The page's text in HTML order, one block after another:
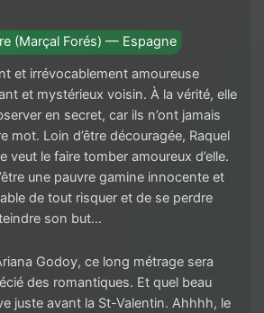
(Marçal Forés) — Espagne
et irrévocablement amoureuse
et mystérieux voisin. À la vérité, elle
en secret, car ils n’ont jamais
mot. Loin d’être découragée, Raquel
veut le faire tomber amoureux d’elle.
une pauvre gamine innocente et
de tout risquer et de se perdre
son but…
Godoy, ce long métrage sera
des romantiques. Et quel beau
juste avant la St-Valentin. Ahhhh, le